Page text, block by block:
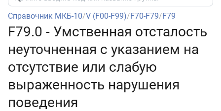
Справочник МКБ-10/V (F00-F99)/F70-F79/F79
F79.0 - Умственная отсталость
неуточненная с указанием на
отсутствие или слабую
выраженность нарушения
поведения